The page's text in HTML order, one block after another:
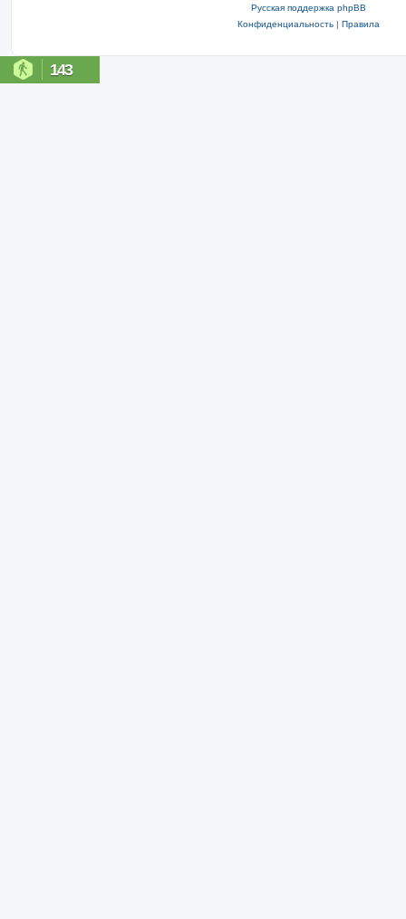
Русская поддержка phpBB
Конфиденциальность | Правила
143